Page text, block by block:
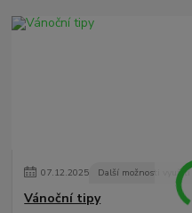
07.12.2025 Další možnosti využití
Vánoční tipy